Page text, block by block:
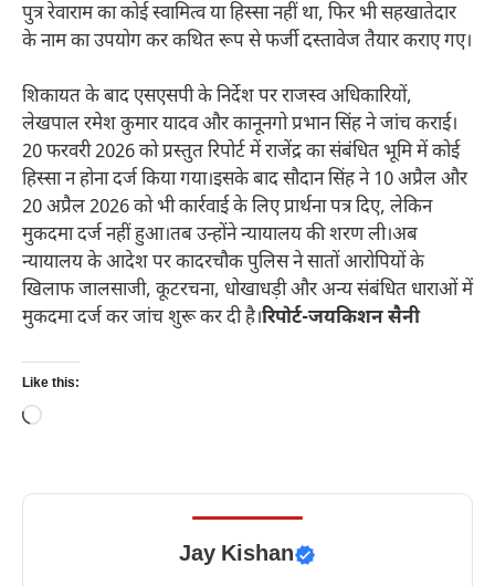
पुत्र रेवाराम का कोई स्वामित्व या हिस्सा नहीं था, फिर भी सहखातेदार
के नाम का उपयोग कर कथित रूप से फर्जी दस्तावेज तैयार कराए गए।
शिकायत के बाद एसएसपी के निर्देश पर राजस्व अधिकारियों,
लेखपाल रमेश कुमार यादव और कानूनगो प्रभान सिंह ने जांच कराई।
20 फरवरी 2026 को प्रस्तुत रिपोर्ट में राजेंद्र का संबंधित भूमि में कोई
हिस्सा न होना दर्ज किया गया।इसके बाद सौदान सिंह ने 10 अप्रैल और
20 अप्रैल 2026 को भी कार्रवाई के लिए प्रार्थना पत्र दिए, लेकिन
मुकदमा दर्ज नहीं हुआ।तब उन्होंने न्यायालय की शरण ली।अब
न्यायालय के आदेश पर कादरचौक पुलिस ने सातों आरोपियों के
खिलाफ जालसाजी, कूटरचना, धोखाधड़ी और अन्य संबंधित धाराओं में
मुकदमा दर्ज कर जांच शुरू कर दी है।रिपोर्ट-जयकिशन सैनी
Like this:
Loading…
Jay Kishan